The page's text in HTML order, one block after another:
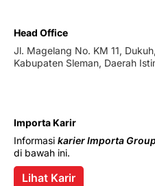
Head Office
Jl. Magelang No. KM 11,
Kabupaten Sleman, Daerah
Importa Karir
Informasi karier Importa
di bawah ini.
Lihat Karir